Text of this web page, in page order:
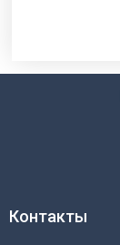
Контакты